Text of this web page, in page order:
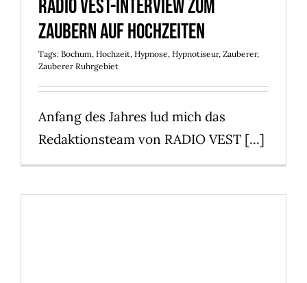
Radio Vest-Interview zum
Zaubern auf Hochzeiten
Tags: Bochum, Hochzeit, Hypnose, Hypnotiseur, Zauberer,
Zauberer Ruhrgebiet
Anfang des Jahres lud mich das
Redaktionsteam von RADIO VEST [...]